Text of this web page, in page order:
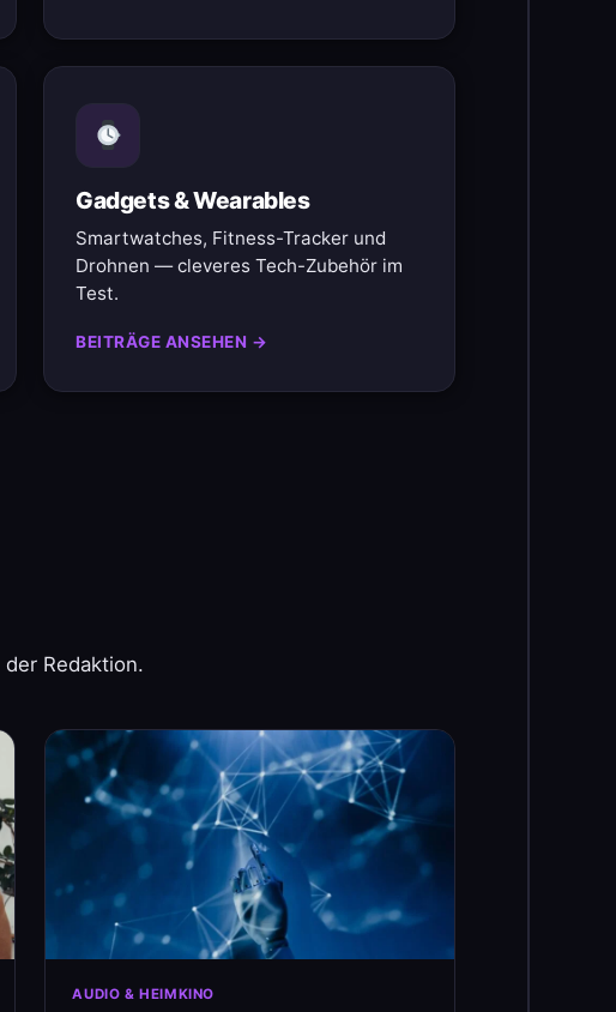
Gadgets & Wearables
Smartwatches, Fitness-Tracker und
Drohnen — cleveres Tech-Zubehör im
Test.
BEITRÄGE ANSEHEN →
Redaktion.
AUDIO & HEIMKINO